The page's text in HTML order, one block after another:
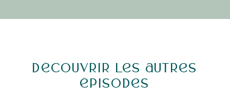
Découvrir les autres
épisodes